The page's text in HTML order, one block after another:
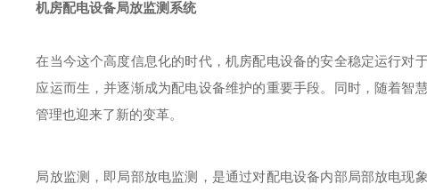
机房配电设备局放监测系统
在当今这个高度信息化的时代，机房配电设备的安全稳定运行对
应运而生，并逐渐成为配电设备维护的重要手段。同时，随着智
管理也迎来了新的变革。
局放监测，即局部放电监测，是通过对配电设备内部局部放电